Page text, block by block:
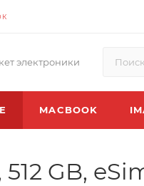
электроники
MACBOOK
GB,